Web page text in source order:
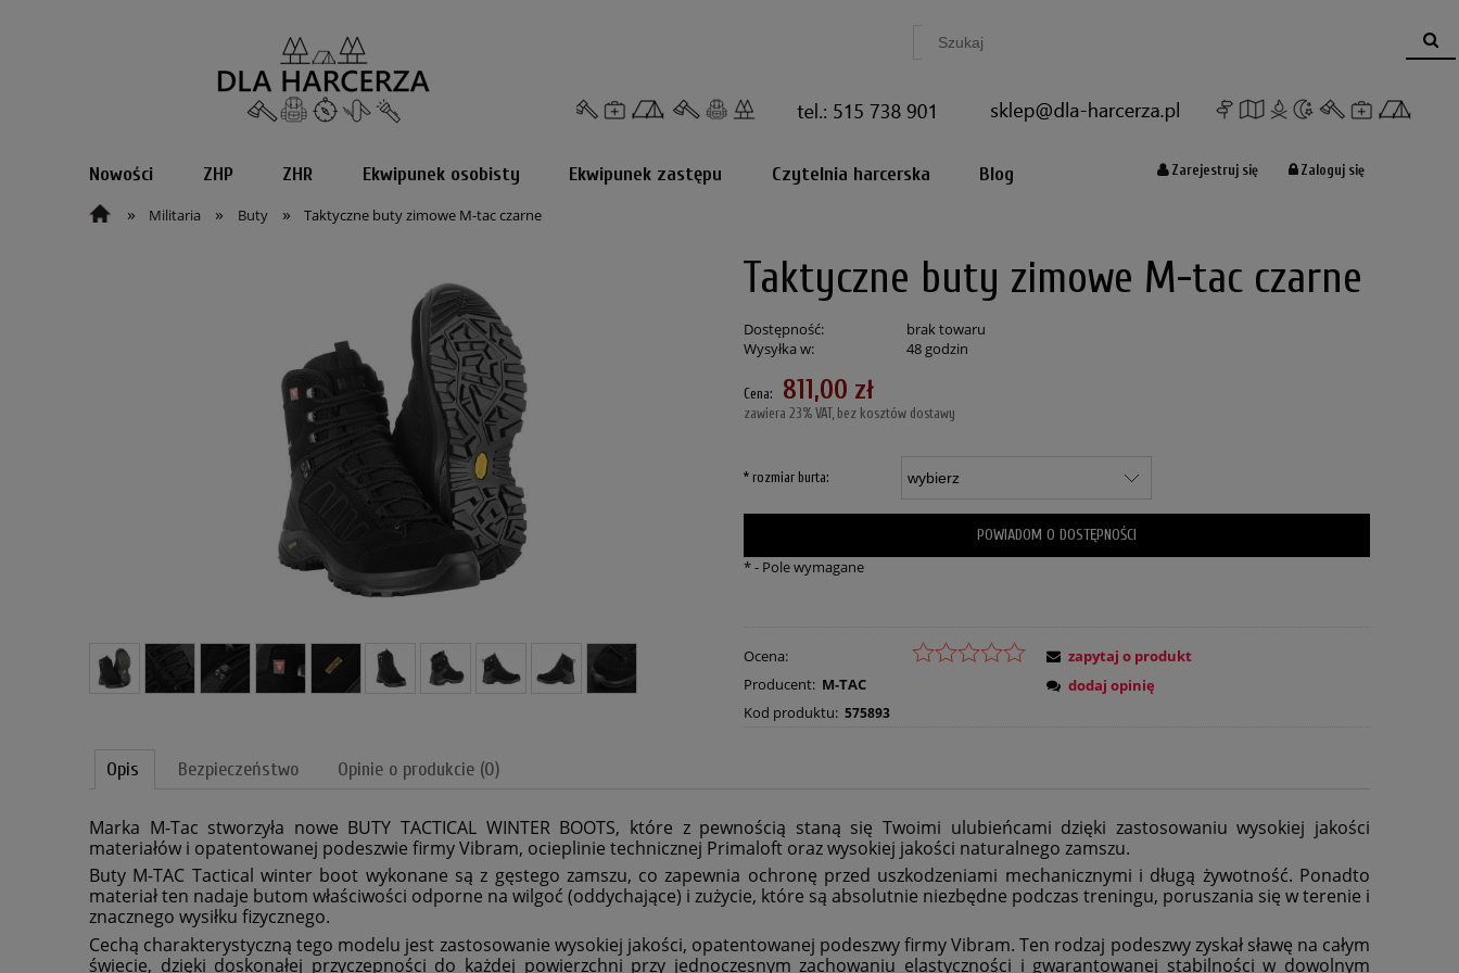
Zarejestruj się Zaloguj się
Nowości ZHP ZHR Ekwipunek osobisty Ekwipunek zastępu Czytelnia harcerska Blog
» Militaria » Buty » Taktyczne buty zimowe M-tac czarne
Taktyczne buty zimowe M-tac czarne
Dostępność:
brak towaru
Wysyłka w:
48 godzin
Cena: 811,00 zł
zawiera 23% VAT, bez kosztów dostawy
*rozmiar burta:
POWIADOM O DOSTĘPNOŚCI
*- Pole wymagane
Ocena:
Producent: M-TAC
Kod produktu: 575893
zapytaj o produkt
dodaj opinię
Opis Bezpieczeństwo Opinie o produkcie (0)
Marka M-Tac stworzyła nowe BUTY TACTICAL WINTER BOOTS, które z pewnością staną się Twoimi ulubieńcami dzięki zastosowaniu wysokiej jakości
materiałów i opatentowanej podeszwie firmy Vibram, ocieplinie technicznej Primaloft oraz wysokiej jakości naturalnego zamszu.
Buty M-TAC Tactical winter boot wykonane są z gęstego zamszu, co zapewnia ochronę przed uszkodzeniami mechanicznymi i długą żywotność. Ponadto
materiał ten nadaje butom właściwości odporne na wilgoć (oddychające) i zużycie, które są absolutnie niezbędne podczas treningu, poruszania się w terenie i
znacznego wysiłku fizycznego.
Cechą charakterystyczną tego modelu jest zastosowanie wysokiej jakości, opatentowanej podeszwy firmy Vibram. Ten rodzaj podeszwy zyskał sławę na całym
świecie, dzięki doskonałej przyczepności do każdej powierzchni przy jednoczesnym zachowaniu elastyczności i gwarantowanej stabilności w dowolnym